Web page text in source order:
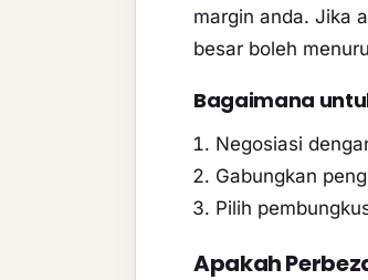
margin anda. Jika
besar boleh
Bagaimana
Negosiasi
Gabungkan
Pilih
Apakah